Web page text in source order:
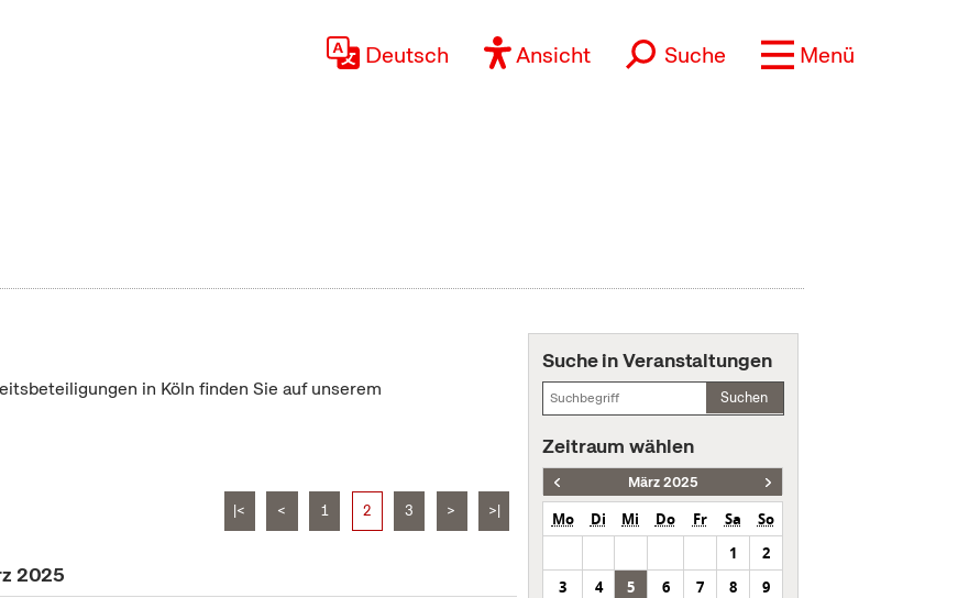
Deutsch Ansicht Suche Menü
in Köln finden Sie auf unserem
|< < 1 2 3 > >|
2025
Suche in Veranstaltungen
Suchen
Zeitraum wählen
März 2025
Mo Di Mi Do Fr Sa
So
1
2
3
4 5 6 7 8
9